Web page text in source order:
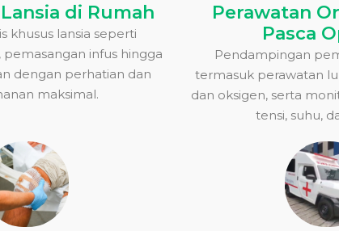
di Rumah
khusus lansia seperti
infus hingga
dengan perhatian dan
maksimal.
Perawatan
Pasca
Pendampingan
termasuk perawatan
dan oksigen, serta
tensi, suhu,